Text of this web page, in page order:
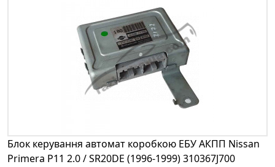
Блок керування автомат коробкою ЕБУ АКПП Nissan
Primera P11 2.0 / SR20DE (1996-1999) 310367J700